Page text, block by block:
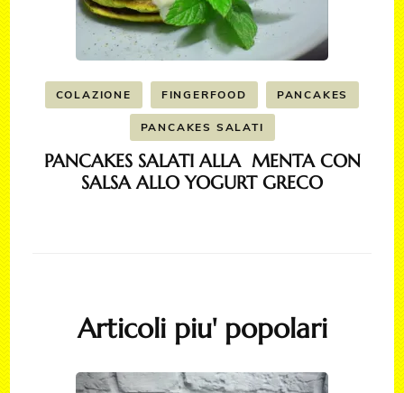
COLAZIONE FINGERFOOD PANCAKES
PANCAKES SALATI
PANCAKES SALATI ALLA MENTA CON
SALSA ALLO YOGURT GRECO
Articoli piu' popolari